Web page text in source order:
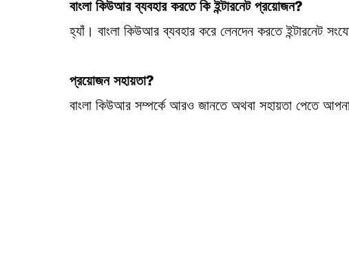
বাংলা কিউআর ব্যবহার করতে কি ইন্টারনেট প্রয়োজন?
হ্যাঁ। বাংলা কিউআর ব্যবহার করে লেনদেন করতে ইন্টারনেট
প্রয়োজন সহায়তা?
বাংলা কিউআর সম্পর্কে আরও জানতে অথবা সহায়তা পেতে